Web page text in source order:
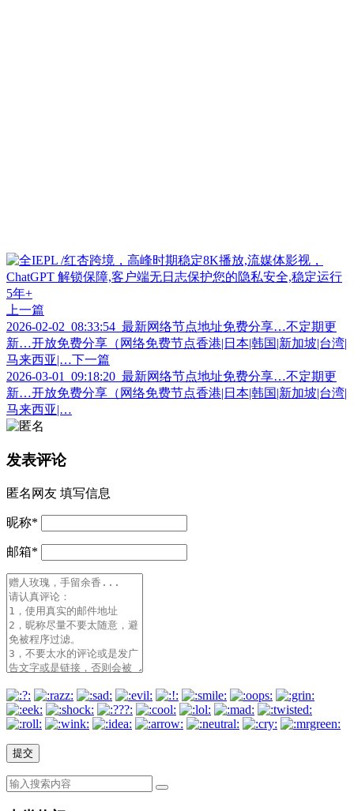
上一篇
2026-02-02_08:33:54_最新网络节点地址免费分享…不定期更
新…开放免费分享（网络免费节点香港|日本|韩国|新加坡|台湾|
马来西亚|… 下一篇
2026-03-01_09:18:20_最新网络节点地址免费分享…不定期更
新…开放免费分享（网络免费节点香港|日本|韩国|新加坡|台湾|
马来西亚|…
发表评论
匿名网友 填写信息
昵称*
邮箱*